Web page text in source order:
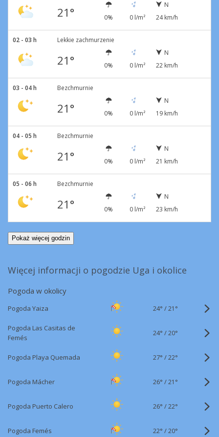
21° 0% 0 l/m²
N
24 km/h
02 - 03 h Lekkie zachmurzenie
21° 0% 0 l/m²
N
22 km/h
03 - 04 h Bezchmurnie
21° 0% 0 l/m²
N
19 km/h
04 - 05 h Bezchmurnie
21° 0% 0 l/m²
N
21 km/h
05 - 06 h Bezchmurnie
21° 0% 0 l/m²
N
23 km/h
Pokaż więcej godzin
Więcej informacji o pogodzie Uga i okolice
Pogoda w okolicy
Pogoda Yaiza 24° /21°
Pogoda Las Casitas de
Femés
24° /20°
Pogoda Playa Quemada 27° /22°
Pogoda Mácher 26° /21°
Pogoda Puerto Calero 26° /22°
Pogoda Femés 22° /20°